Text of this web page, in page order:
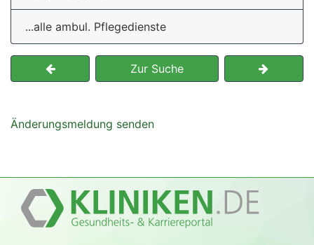
...alle ambul. Pflegedienste
Zur Suche
Änderungsmeldung senden